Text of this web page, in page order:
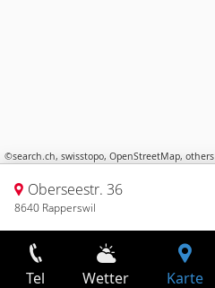
©search.ch, swisstopo, OpenStreetMap, others
Oberseestr. 36
8640 Rapperswil
Tel Wetter Karte